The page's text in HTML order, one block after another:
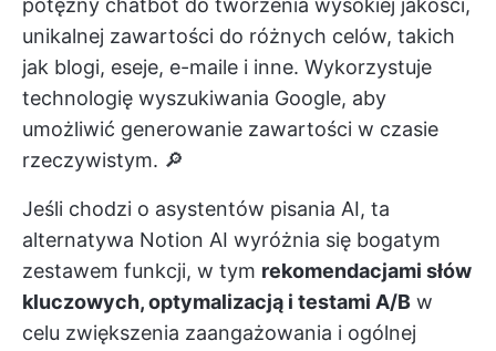
potężny chatbot do tworzenia wysokiej jakości,
unikalnej zawartości do różnych celów, takich
jak blogi, eseje, e-maile i inne. Wykorzystuje
technologię wyszukiwania Google, aby
umożliwić generowanie zawartości w czasie
rzeczywistym. 🔎
Jeśli chodzi o asystentów pisania AI, ta
alternatywa Notion AI wyróżnia się bogatym
zestawem funkcji, w tym rekomendacjami słów
kluczowych, optymalizacją i testami A/B w
celu zwiększenia zaangażowania i ogólnej